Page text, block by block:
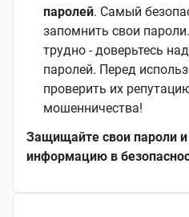
паролей. Самый
запомнить свои
трудно - доверьтесь
паролей. Перед
проверить их
мошенничества!
Защищайте свои пароли и
информацию в